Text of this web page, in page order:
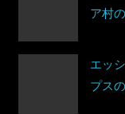
ア村
エッ
プス
タジキスタン
チベット
ハンガリー
エクアドル
グアテマラ
アルジェリア